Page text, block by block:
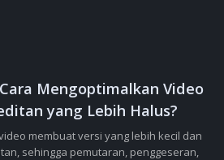
Mengoptimalkan Video
yang Lebih Halus?
membuat versi yang lebih kecil dan
sehingga pemutaran, penggeseran,